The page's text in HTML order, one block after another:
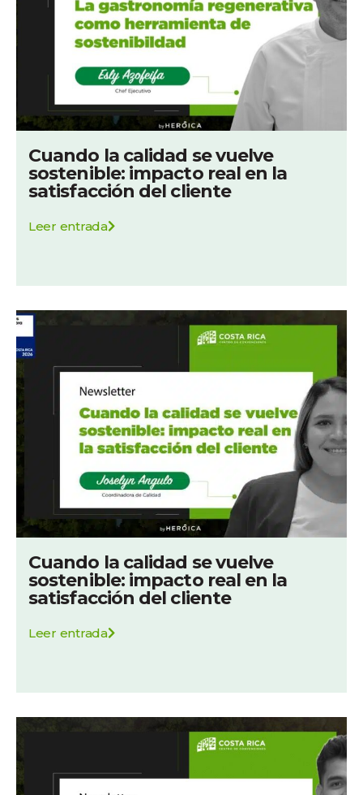
Cuando la calidad se vuelve
sostenible: impacto real en la
satisfacción del cliente
Leer entrada
Cuando la calidad se vuelve
sostenible: impacto real en la
satisfacción del cliente
Leer entrada